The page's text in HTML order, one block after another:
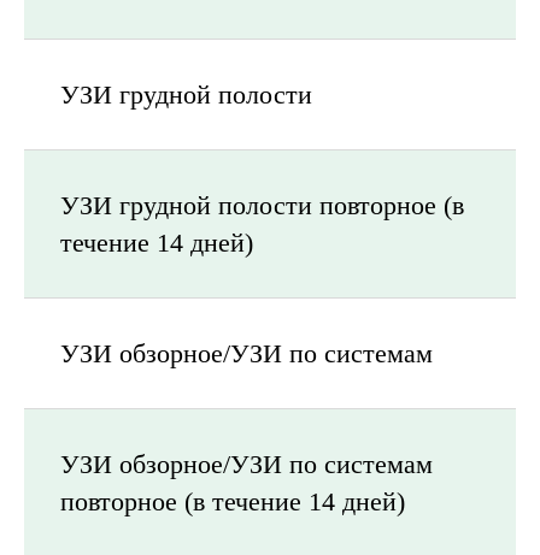
УЗИ грудной полости
УЗИ грудной полости повторное (в
течение 14 дней)
УЗИ обзорное/УЗИ по системам
УЗИ обзорное/УЗИ по системам
повторное (в течение 14 дней)